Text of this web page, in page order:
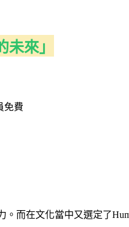
來」
免費
而在文化當中又選定了